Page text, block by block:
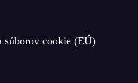
súborov cookie (EÚ)